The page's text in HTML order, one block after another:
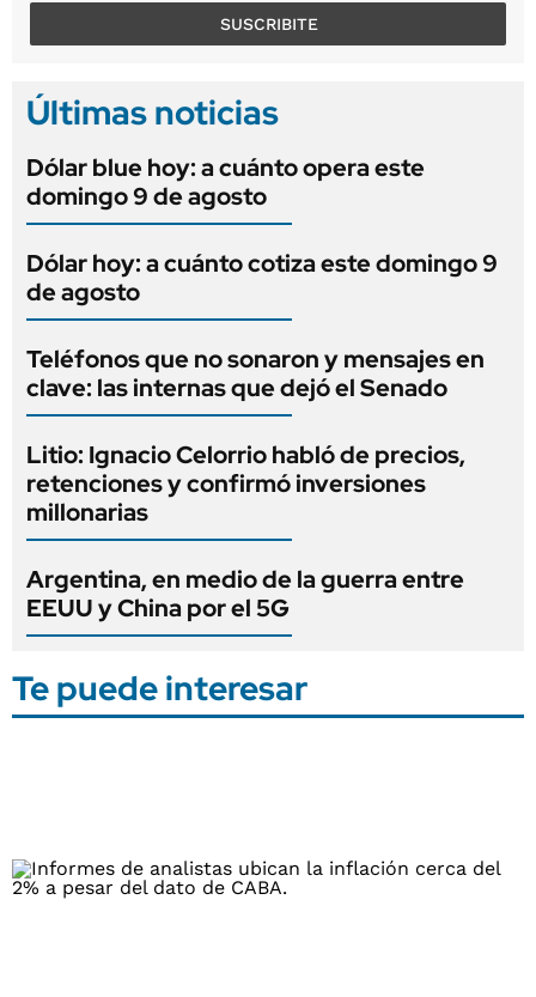
SUSCRIBITE
Últimas noticias
Dólar blue hoy: a cuánto opera este
domingo 9 de agosto
Dólar hoy: a cuánto cotiza este domingo 9
de agosto
Teléfonos que no sonaron y mensajes en
clave: las internas que dejó el Senado
Litio: Ignacio Celorrio habló de precios,
retenciones y confirmó inversiones
millonarias
Argentina, en medio de la guerra entre
EEUU y China por el 5G
Te puede interesar